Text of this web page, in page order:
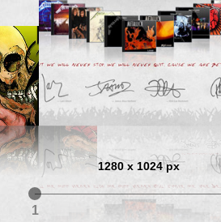
1280 x 1024 px
1